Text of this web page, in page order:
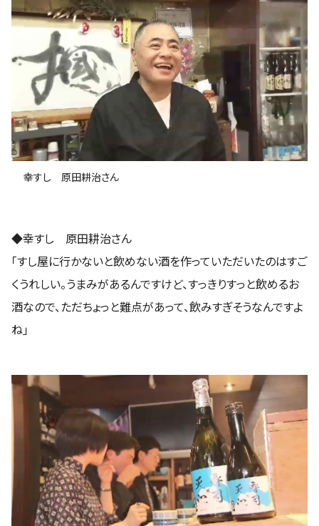
幸すし 原田耕治さん
◆幸すし 原田耕治さん
「すし屋に行かないと飲めない酒を作っていただいたのはすご
くうれしい。うまみがあるんですけど、すっきりすっと飲めるお
酒なので、ただちょっと難点があって、飲みすぎそうなんですよ
ね」